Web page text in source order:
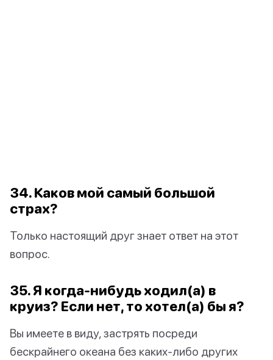
34. Каков мой самый большой
страх?
Только настоящий друг знает ответ на этот
вопрос.
35. Я когда-нибудь ходил(а) в
круиз? Если нет, то хотел(а) бы я?
Вы имеете в виду, застрять посреди
бескрайнего океана без каких-либо других